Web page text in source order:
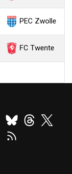
PEC Zwolle
FC Twente